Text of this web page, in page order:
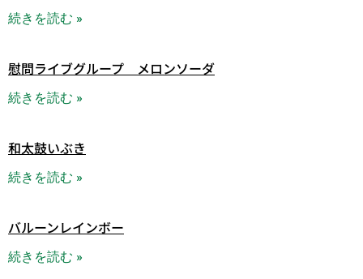
続きを読む »
慰問ライブグループ メロンソーダ
続きを読む »
和太鼓いぶき
続きを読む »
バルーンレインボー
続きを読む »